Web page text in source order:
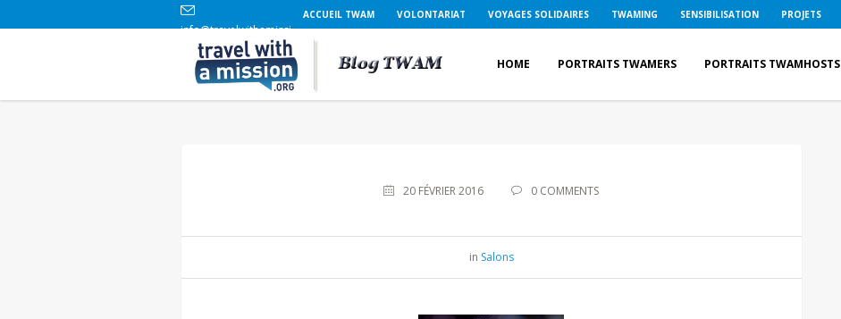
ACCUEIL TWAM VOLONTARIAT VOYAGES SOLIDAIRES TWAMING SENSIBILISATION PROJETS
info@travelwithamission.org
+33 (0)6 86 84 96 69
HOME
PORTRAITS TWAMERS PORTRAITS TWAMHOSTS
20 FÉVRIER 2016 0 COMMENTS
in Salons